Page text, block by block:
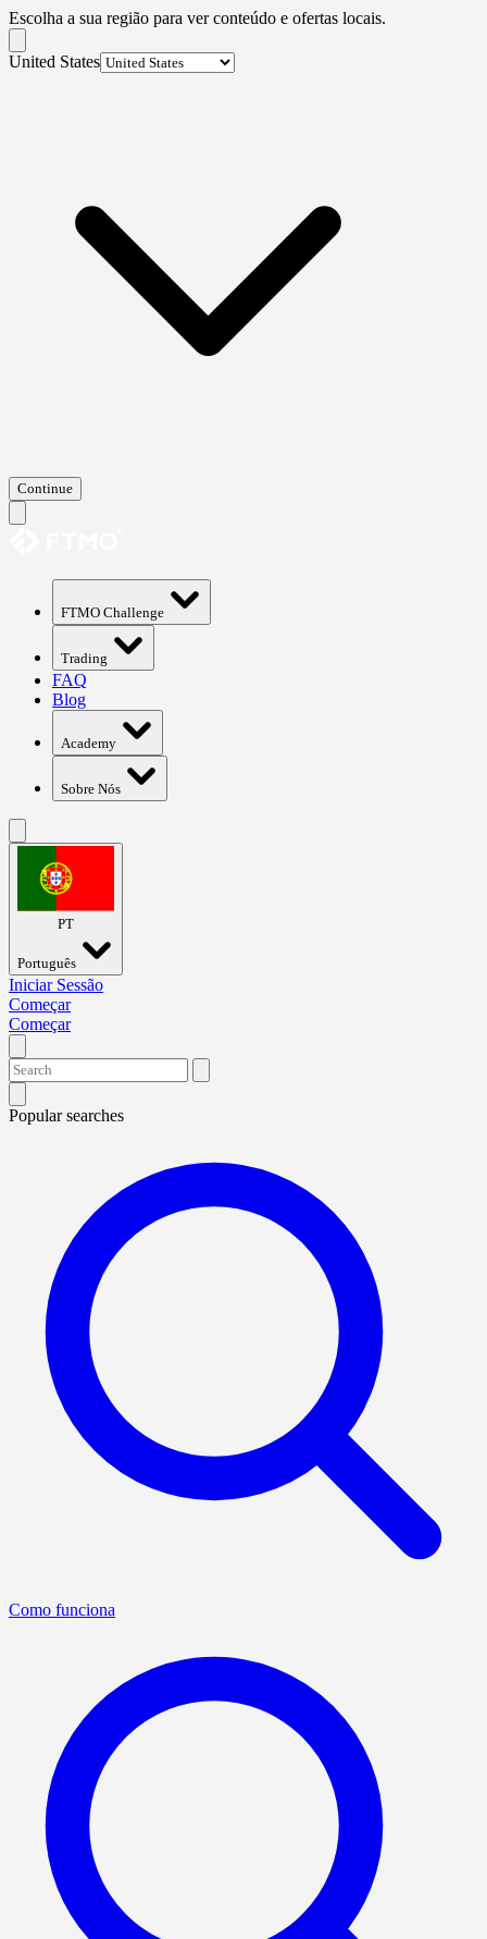
Escolha a sua região para ver conteúdo e ofertas locais.
United States
Continue
FTMO Challenge
Trading
FAQ
Blog
Academy
Sobre Nós
PT
Português
Iniciar Sessão
Começar
Começar
Popular searches
Como funciona